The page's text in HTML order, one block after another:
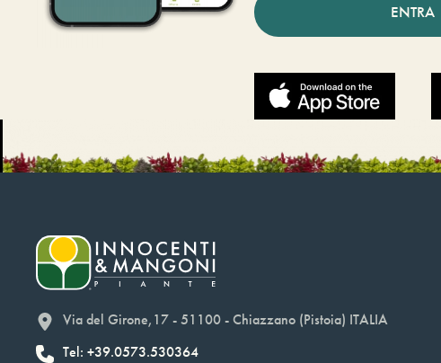
ENTRA
Via del Girone,17 - 51100 - Chiazzano (Pistoia) ITALIA
Tel: +39.0573.530364